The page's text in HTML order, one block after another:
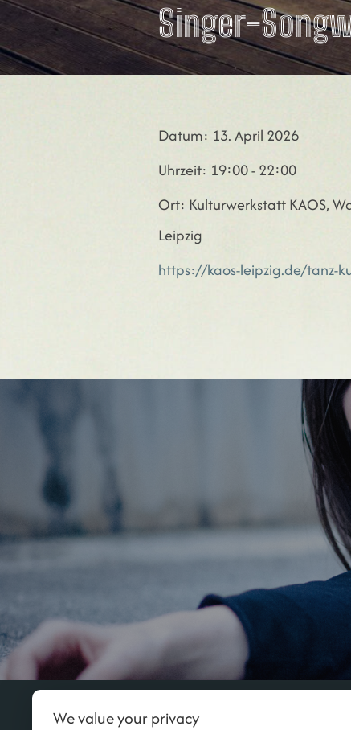
Singer-
Datum: 13. April 2026
Uhrzeit: 19:00 - 22:00
Ort: Kulturwerkstatt KAOS,
Leipzig
https://kaos-leipzig.de/tanz-
Beitragsnavigation
Datenschutz
We value your privacy